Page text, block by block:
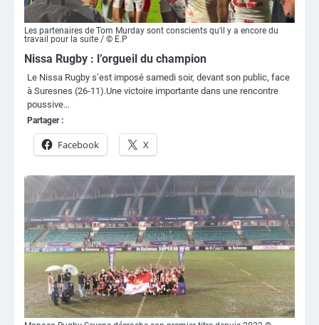
Les partenaires de Tom Murday sont conscients qu’il y a encore du
travail pour la suite / © E.P
Nissa Rugby : l’orgueil du champion
Le Nissa Rugby s’est imposé samedi soir, devant son public, face
à Suresnes (26-11).Une victoire importante dans une rencontre
poussive…
Partager :
Facebook X